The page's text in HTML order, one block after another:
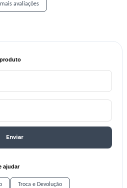
avaliações
Enviar
ajudar
Troca e Devolução